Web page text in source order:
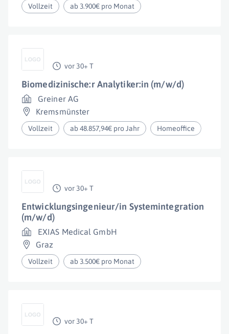
Vollzeit ab 3.900€ pro Monat
vor 30+ T
Biomedizinische:r Analytiker:in (m/w/d)
Greiner AG
Kremsmünster
Vollzeit ab 48.857,94€ pro Jahr Homeoffice
vor 30+ T
Entwicklungsingenieur/in Systemintegration
(m/w/d)
EXIAS Medical GmbH
Graz
Vollzeit ab 3.500€ pro Monat
vor 30+ T